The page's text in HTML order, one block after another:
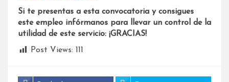
Si te presentas a esta convocatoria y consigues
este empleo infórmanos para llevar un control de la
utilidad de este servicio: ¡GRACIAS!
Post Views: 111